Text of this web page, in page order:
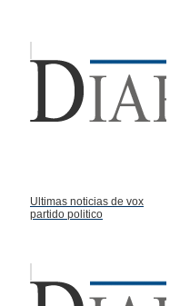
Ultimas noticias de vox
partido politico